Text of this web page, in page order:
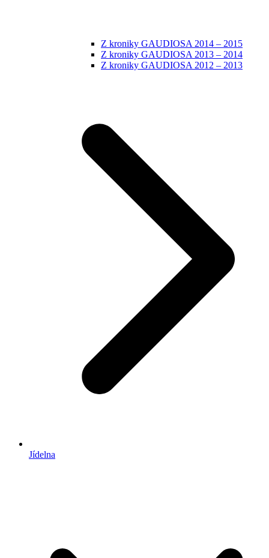
Z kroniky GAUDIOSA 2014 – 2015
Z kroniky GAUDIOSA 2013 – 2014
Z kroniky GAUDIOSA 2012 – 2013
Jídelna